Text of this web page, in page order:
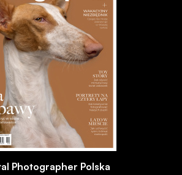
Photographer Polska